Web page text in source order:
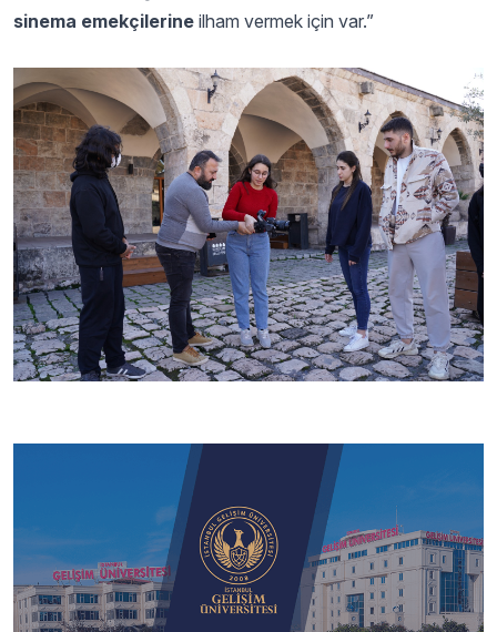
sinema emekçilerine ilham vermek için var.”